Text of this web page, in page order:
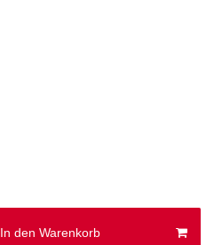
In den Warenkorb